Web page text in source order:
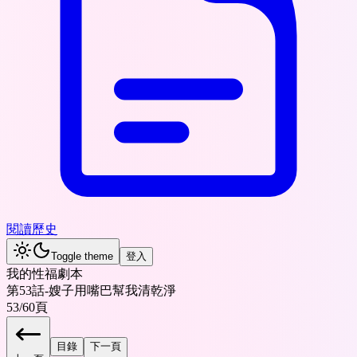
閱讀歷史
Toggle theme 登入
我的性福劇本
第53話-嫂子用嘴巴幫我清乾淨
53/60頁
目錄 下一頁